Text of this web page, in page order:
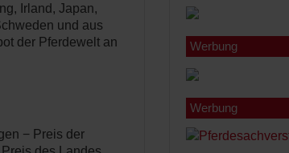
Irland, Japan,
und aus
der Pferdewelt an
− Preis der
Werbung
Werbung